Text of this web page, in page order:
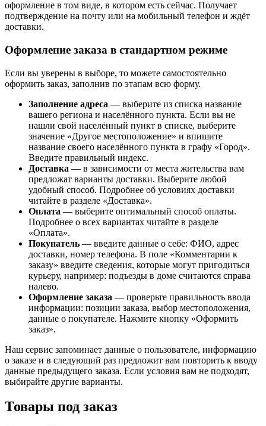
оформление в том виде, в котором есть сейчас. Получает
подтверждение на почту или на мобильный телефон и ждёт
доставки.
Оформление заказа в стандартном режиме
Если вы уверены в выборе, то можете самостоятельно
оформить заказ, заполнив по этапам всю форму.
Заполнение адреса — выберите из списка название
вашего региона и населённого пункта. Если вы не
нашли свой населённый пункт в списке, выберите
значение «Другое местоположение» и впишите
название своего населённого пункта в графу «Город».
Введите правильный индекс.
Доставка — в зависимости от места жительства вам
предложат варианты доставки. Выберите любой
удобный способ. Подробнее об условиях доставки
читайте в разделе «Доставка».
Оплата — выберите оптимальный способ оплаты.
Подробнее о всех вариантах читайте в разделе
«Оплата».
Покупатель — введите данные о себе: ФИО, адрес
доставки, номер телефона. В поле «Комментарии к
заказу» введите сведения, которые могут пригодиться
курьеру, например: подъезды в доме считаются справа
налево.
Оформление заказа — проверьте правильность ввода
информации: позиции заказа, выбор местоположения,
данные о покупателе. Нажмите кнопку «Оформить
заказ».
Наш сервис запоминает данные о пользователе, информацию
о заказе и в следующий раз предложит вам повторить к вводу
данные предыдущего заказа. Если условия вам не подходят,
выбирайте другие варианты.
Товары под заказ